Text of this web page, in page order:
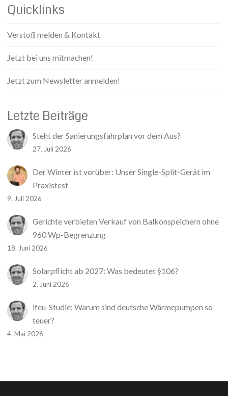
Quicklinks
Verstoß melden & Kontakt
Jetzt bei uns mitmachen!
Jetzt zum Newsletter anmelden!
Letzte Beiträge
Steht der Sanierungsfahrplan vor dem Aus?
27. Juli 2026
Der Winter ist vorüber: Unser Single-Split-Gerät im
Praxistest
9. Juli 2026
Gerichte verbieten Verkauf von Balkonspeichern ohne
960 Wp-Begrenzung
18. Juni 2026
Solarpflicht ab 2027: Was bedeutet §106?
2. Juni 2026
ifeu-Studie: Warum sind deutsche Wärmepumpen so
teuer?
4. Mai 2026